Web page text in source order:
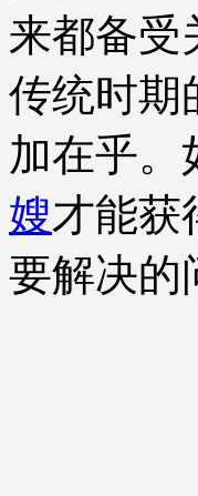
来都备受
传统时期
加在乎。
嫂才能获
要解决的